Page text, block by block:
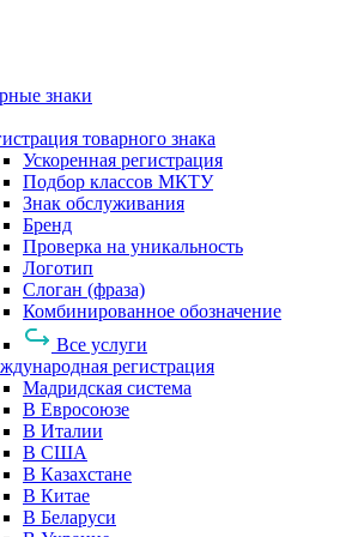
знаки
товарного знака
Ускоренная регистрация
Подбор классов МКТУ
Знак обслуживания
Бренд
Проверка на уникальность
Логотип
Слоган (фраза)
Комбинированное обозначение
Все услуги
регистрация
Мадридская система
В Евросоюзе
В Италии
В США
В Казахстане
В Китае
В Беларуси